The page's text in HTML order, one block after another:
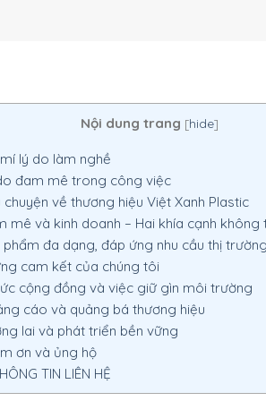
Nội dung trang [hide]
lý do làm nghề
đam mê trong công việc
chuyện về thương hiệu Việt Xanh Plastic
mê và kinh doanh – Hai khía cạnh không
phẩm đa dạng, đáp ứng nhu cầu thị trường
cam kết của chúng tôi
cộng đồng và việc giữ gìn môi trường
cáo và quảng bá thương hiệu
lai và phát triển bền vững
ơn và ủng hộ
TIN LIÊN HỆ